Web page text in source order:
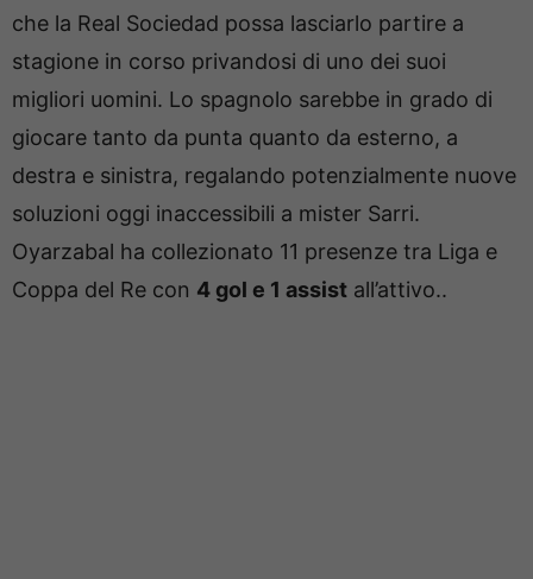
che la Real Sociedad possa lasciarlo partire a
stagione in corso privandosi di uno dei suoi
migliori uomini. Lo spagnolo sarebbe in grado di
giocare tanto da punta quanto da esterno, a
destra e sinistra, regalando potenzialmente nuove
soluzioni oggi inaccessibili a mister Sarri.
Oyarzabal ha collezionato 11 presenze tra Liga e
Coppa del Re con 4 gol e 1 assist all’attivo..